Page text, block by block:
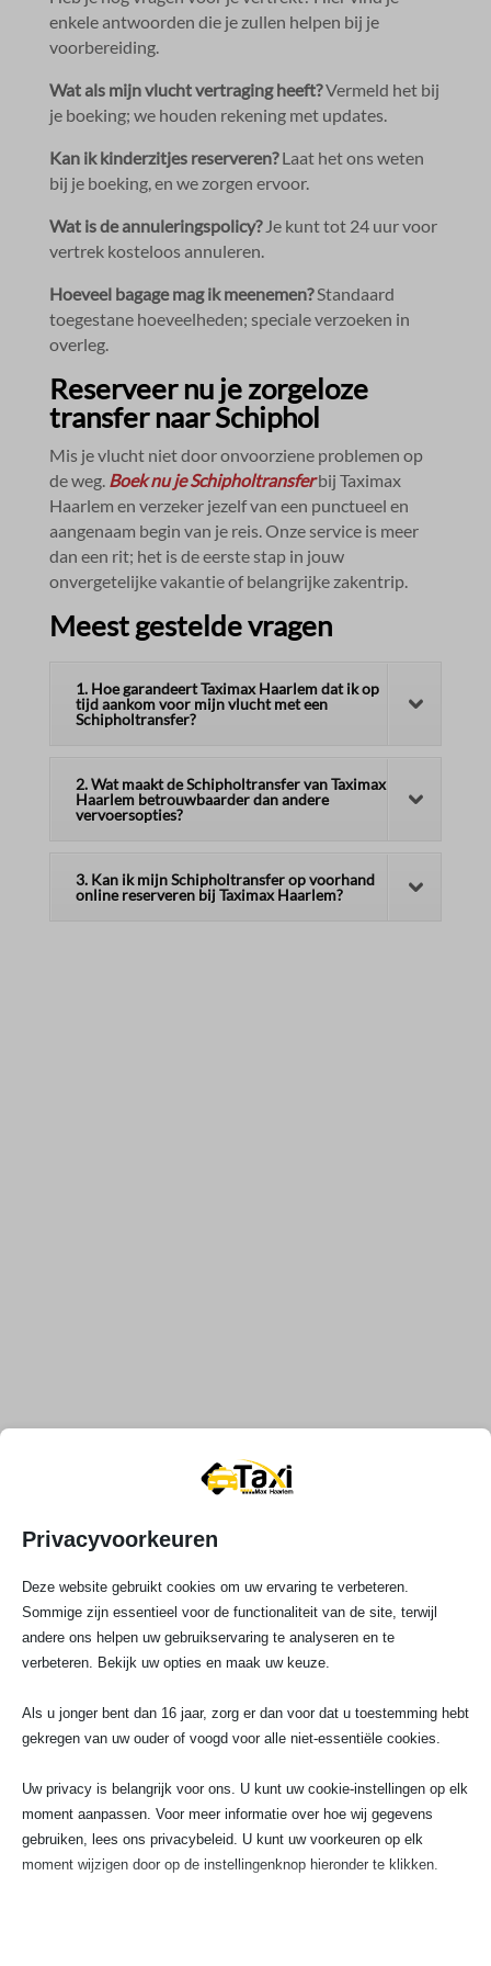
enkele antwoorden die je zullen helpen bij je
voorbereiding.​
Wat als mijn vlucht vertraging heeft?Vermeld het bij
je boeking; we houden rekening met updates.​
Kan ik kinderzitjes reserveren?Laat het ons weten
bij je boeking, en we zorgen ervoor.​
Wat is de annuleringspolicy?Je kunt tot 24 uur voor
vertrek kosteloos annuleren.​
Hoeveel bagage mag ik meenemen?Standaard
toegestane hoeveelheden; speciale verzoeken in
overleg.​
Reserveer nu je zorgeloze
transfer naar Schiphol
Mis je vlucht niet door onvoorziene problemen op
de weg.​ Boek nu je Schipholtransferbij Taximax
Haarlem en verzeker jezelf van een punctueel en
aangenaam begin van je reis.​ Onze service is meer
dan een rit; het is de eerste stap in jouw
onvergetelijke vakantie of belangrijke zakentrip.​
Meest gestelde vragen
1. Hoe garandeert Taximax Haarlem dat ik op
tijd aankom voor mijn vlucht met een
Schipholtransfer?
2. Wat maakt de Schipholtransfer van Taximax
Haarlem betrouwbaarder dan andere
vervoersopties?
3. Kan ik mijn Schipholtransfer op voorhand
online reserveren bij Taximax Haarlem?

Telefoonnummer
Privacyvoorkeuren
Deze website gebruikt cookies om uw ervaring te verbeteren.
Sommige zijn essentieel voor de functionaliteit van de site, terwijl
andere ons helpen uw gebruikservaring te analyseren en te
verbeteren. Bekijk uw opties en maak uw keuze.
Als u jonger bent dan 16 jaar, zorg er dan voor dat u toestemming hebt
gekregen van uw ouder of voogd voor alle niet-essentiële cookies.
Uw privacy is belangrijk voor ons. U kunt uw cookie-instellingen op elk
moment aanpassen. Voor meer informatie over hoe wij gegevens
gebruiken, lees ons privacybeleid. U kunt uw voorkeuren op elk
moment wijzigen door op de instellingenknop hieronder te klikken.